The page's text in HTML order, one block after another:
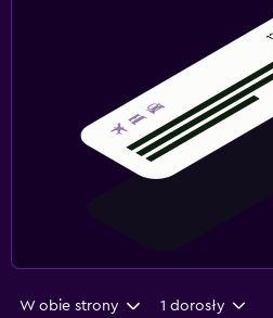
W obie strony 1 dorosły